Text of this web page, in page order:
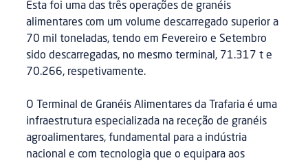
Esta foi uma das três operações de granéis
alimentares com um volume descarregado superior a
70 mil toneladas, tendo em Fevereiro e Setembro
sido descarregadas, no mesmo terminal, 71.317 t e
70.266, respetivamente.
O Terminal de Granéis Alimentares da Trafaria é uma
infraestrutura especializada na receção de granéis
agroalimentares, fundamental para a indústria
nacional e com tecnologia que o equipara aos